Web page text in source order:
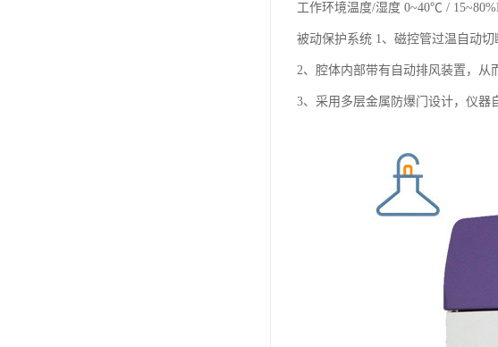
工作环境温度/湿度 0~40℃ /
被动保护系统 1、磁控管过温自动
2、腔体内部带有自动排风装置，从
3、采用多层金属防爆门设计，仪器